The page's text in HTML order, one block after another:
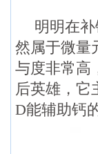
明明在
然属于微量
与度非常高
后英雄，它
D能辅助钙